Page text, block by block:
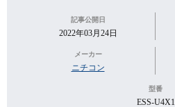
記事公開日
2022年03月24日
メーカー
ニチコン
型番
ESS-U4X1